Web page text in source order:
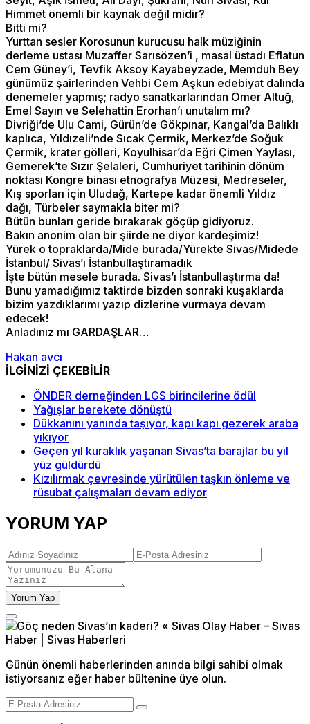
Himmet önemli bir kaynak değil midir?
Bitti mi?
Yurttan sesler Korosunun kurucusu halk müziğinin
derleme ustası Muzaffer Sarısözen’i , masal üstadı Eflatun
Cem Güney’i, Tevfik Aksoy Kayabeyzade, Memduh Bey
günümüz şairlerinden Vehbi Cem Aşkun edebiyat dalında
denemeler yapmış; radyo sanatkarlarından Ömer Altuğ,
Emel Sayın ve Selehattin Erorhan’ı unutalım mı?
Divriği’de Ulu Cami, Gürün’de Gökpınar, Kangal’da Balıklı
kaplıca, Yıldızeli’nde Sıcak Çermik, Merkez’de Soğuk
Çermik, krater gölleri, Koyulhisar’da Eğri Çimen Yaylası,
Gemerek’te Sızır Şelaleri, Cumhuriyet tarihinin dönüm
noktası Kongre binası etnografya Müzesi, Medreseler,
Kış sporları için Uludağ, Kartepe kadar önemli Yıldız
dağı, Türbeler saymakla biter mi?
Bütün bunları geride bırakarak göçüp gidiyoruz.
Bakın anonim olan bir şiirde ne diyor kardeşimiz!
Yürek o topraklarda/Mide burada/Yürekte Sivas/Midede
İstanbul/ Sivas’ı İstanbullaştıramadık
İşte bütün mesele burada. Sivas’ı İstanbullaştırma da!
Bunu yamadığımız taktirde bizden sonraki kuşaklarda
bizim yazdıklarımı yazıp dizlerine vurmaya devam
edecek!
Anladınız mı GARDAŞLAR…
Hakan avcı
İLGİNİZİ ÇEKEBİLİR
ÖNDER derneğinden LGS birincilerine ödül
Yağışlar berekete dönüştü
Dükkanını yanında taşıyor, kapı kapı gezerek araba
yıkıyor
Geçen yıl kuraklık yaşanan Sivas’ta barajlar bu yıl
yüz güldürdü
Kızılırmak çevresinde yürütülen taşkın önleme ve
rüsubat çalışmaları devam ediyor
YORUM YAP
Yorum Yap
Günün önemli haberlerinden anında bilgi sahibi olmak
istiyorsanız eğer haber bültenine üye olun.